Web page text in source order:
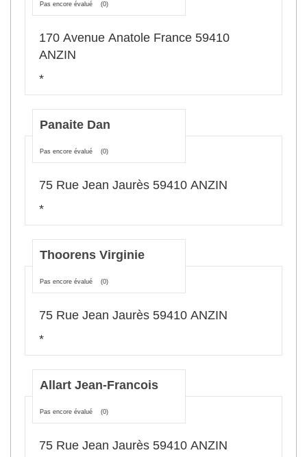
Pas encore évalué (0)
170 Avenue Anatole France 59410
ANZIN
*
Panaite Dan
Pas encore évalué (0)
75 Rue Jean Jaurès 59410 ANZIN
*
Thoorens Virginie
Pas encore évalué (0)
75 Rue Jean Jaurès 59410 ANZIN
*
Allart Jean-Francois
Pas encore évalué (0)
75 Rue Jean Jaurès 59410 ANZIN